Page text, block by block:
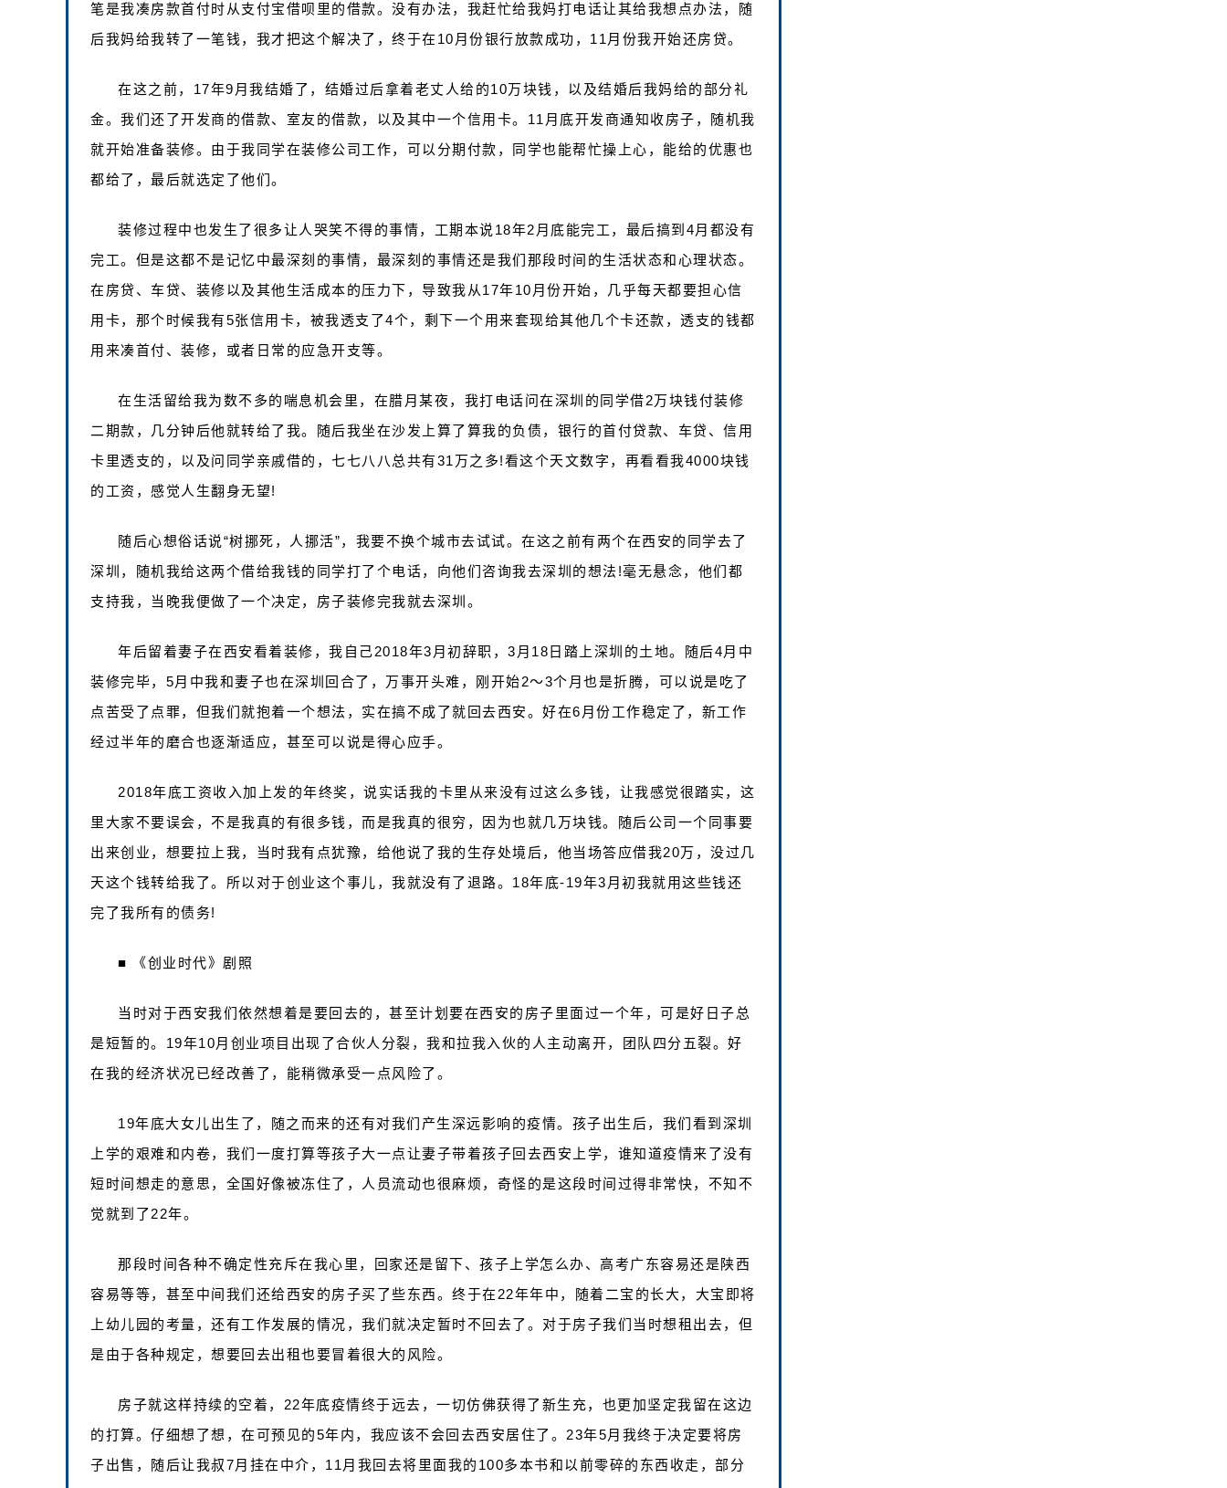
笔是我凑房款首付时从支付宝借呗里的借款。没有办法，我赶忙给我妈打电话让其给我想点办法，随
后我妈给我转了一笔钱，我才把这个解决了，终于在10月份银行放款成功，11月份我开始还房贷。
在这之前，17年9月我结婚了，结婚过后拿着老丈人给的10万块钱，以及结婚后我妈给的部分礼
金。我们还了开发商的借款、室友的借款，以及其中一个信用卡。11月底开发商通知收房子，随机我
就开始准备装修。由于我同学在装修公司工作，可以分期付款，同学也能帮忙操上心，能给的优惠也
都给了，最后就选定了他们。
装修过程中也发生了很多让人哭笑不得的事情，工期本说18年2月底能完工，最后搞到4月都没有
完工。但是这都不是记忆中最深刻的事情，最深刻的事情还是我们那段时间的生活状态和心理状态。
在房贷、车贷、装修以及其他生活成本的压力下，导致我从17年10月份开始，几乎每天都要担心信
用卡，那个时候我有5张信用卡，被我透支了4个，剩下一个用来套现给其他几个卡还款，透支的钱都
用来凑首付、装修，或者日常的应急开支等。
在生活留给我为数不多的喘息机会里，在腊月某夜，我打电话问在深圳的同学借2万块钱付装修
二期款，几分钟后他就转给了我。随后我坐在沙发上算了算我的负债，银行的首付贷款、车贷、信用
卡里透支的，以及问同学亲戚借的，七七八八总共有31万之多!看这个天文数字，再看看我4000块钱
的工资，感觉人生翻身无望!
随后心想俗话说“树挪死，人挪活”，我要不换个城市去试试。在这之前有两个在西安的同学去了
深圳，随机我给这两个借给我钱的同学打了个电话，向他们咨询我去深圳的想法!毫无悬念，他们都
支持我，当晚我便做了一个决定，房子装修完我就去深圳。
年后留着妻子在西安看着装修，我自己2018年3月初辞职，3月18日踏上深圳的土地。随后4月中
装修完毕，5月中我和妻子也在深圳回合了，万事开头难，刚开始2～3个月也是折腾，可以说是吃了
点苦受了点罪，但我们就抱着一个想法，实在搞不成了就回去西安。好在6月份工作稳定了，新工作
经过半年的磨合也逐渐适应，甚至可以说是得心应手。
2018年底工资收入加上发的年终奖，说实话我的卡里从来没有过这么多钱，让我感觉很踏实，这
里大家不要误会，不是我真的有很多钱，而是我真的很穷，因为也就几万块钱。随后公司一个同事要
出来创业，想要拉上我，当时我有点犹豫，给他说了我的生存处境后，他当场答应借我20万，没过几
天这个钱转给我了。所以对于创业这个事儿，我就没有了退路。18年底-19年3月初我就用这些钱还
完了我所有的债务!
■ 《创业时代》剧照
当时对于西安我们依然想着是要回去的，甚至计划要在西安的房子里面过一个年，可是好日子总
是短暂的。19年10月创业项目出现了合伙人分裂，我和拉我入伙的人主动离开，团队四分五裂。好
在我的经济状况已经改善了，能稍微承受一点风险了。
19年底大女儿出生了，随之而来的还有对我们产生深远影响的疫情。孩子出生后，我们看到深圳
上学的艰难和内卷，我们一度打算等孩子大一点让妻子带着孩子回去西安上学，谁知道疫情来了没有
短时间想走的意思，全国好像被冻住了，人员流动也很麻烦，奇怪的是这段时间过得非常快，不知不
觉就到了22年。
那段时间各种不确定性充斥在我心里，回家还是留下、孩子上学怎么办、高考广东容易还是陕西
容易等等，甚至中间我们还给西安的房子买了些东西。终于在22年年中，随着二宝的长大，大宝即将
上幼儿园的考量，还有工作发展的情况，我们就决定暂时不回去了。对于房子我们当时想租出去，但
是由于各种规定，想要回去出租也要冒着很大的风险。
房子就这样持续的空着，22年底疫情终于远去，一切仿佛获得了新生充，也更加坚定我留在这边
的打算。仔细想了想，在可预见的5年内，我应该不会回去西安居住了。23年5月我终于决定要将房
子出售，随后让我叔7月挂在中介，11月我回去将里面我的100多本书和以前零碎的东西收走，部分